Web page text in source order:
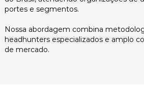
portes e segmentos.
Nossa abordagem combina
headhunters especializados e amplo
de mercado.